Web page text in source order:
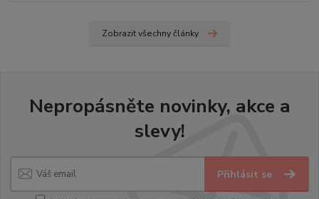
Zobrazit všechny články
Nepropásněte novinky, akce a
slevy!
Přihlásit se